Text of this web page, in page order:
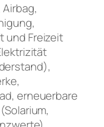
und Freizeit
erneuerbare